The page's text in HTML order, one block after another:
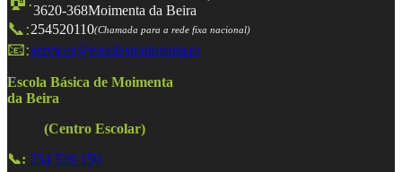
3620-368Moimenta da Beira
📞:254520110(Chamada para a rede fixa nacional)
📧:servicos@escolasmoimenta.pt
Escola Básica de Moimenta
da Beira
(Centro Escolar)
📞: 254 520 150